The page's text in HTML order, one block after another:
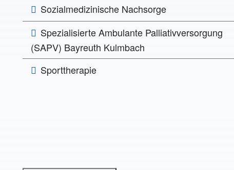
Sozialmedizinische Nachsorge
Spezialisierte Ambulante Palliativversorgung
(SAPV) Bayreuth Kulmbach
Sporttherapie